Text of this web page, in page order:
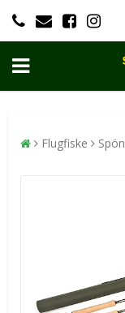
Flugfiske Spön